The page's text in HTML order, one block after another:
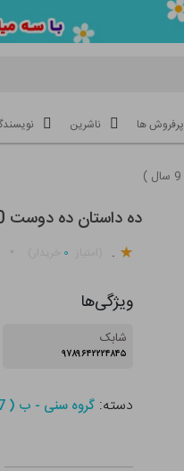
پرفروش ها ناشرین
ده داستان ده دوست 10-هاپی وفرارازنگرانی
. ۰
ویژگی‌ها
شابک
۹۷۸۹۶۴۲۲۲۴۸۴۵
دسته: گروه سنی - ب ( 7 تا 9 سال )